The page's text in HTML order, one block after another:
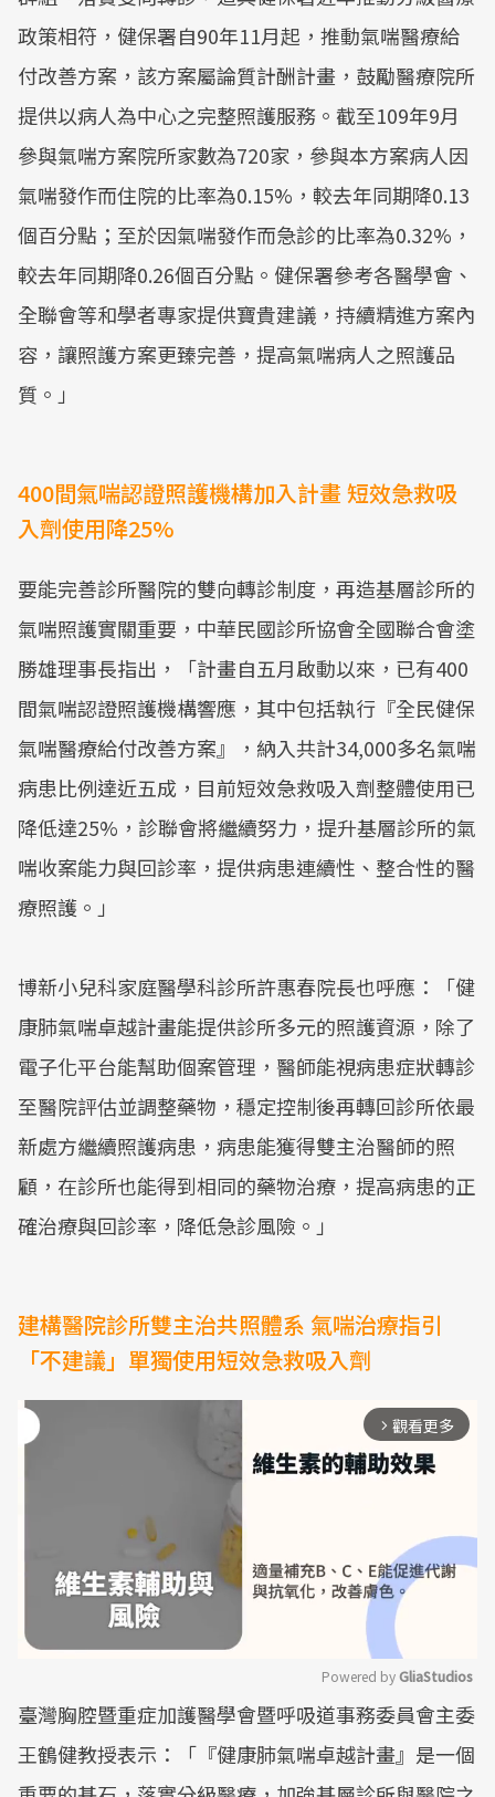
政策相符，健保署自90年11月起，推動氣喘醫療給
付改善方案，該方案屬論質計酬計畫，鼓勵醫療院所
提供以病人為中心之完整照護服務。截至109年9月
參與氣喘方案院所家數為720家，參與本方案病人因
氣喘發作而住院的比率為0.15%，較去年同期降0.13
個百分點；至於因氣喘發作而急診的比率為0.32%，
較去年同期降0.26個百分點。健保署參考各醫學會、
全聯會等和學者專家提供寶貴建議，持續精進方案內
容，讓照護方案更臻完善，提高氣喘病人之照護品
質。」
400間氣喘認證照護機構加入計畫 短效急救吸
入劑使用降25%
要能完善診所醫院的雙向轉診制度，再造基層診所的
氣喘照護實關重要，中華民國診所協會全國聯合會塗
勝雄理事長指出，「計畫自五月啟動以來，已有400
間氣喘認證照護機構響應，其中包括執行『全民健保
氣喘醫療給付改善方案』，納入共計34,000多名氣喘
病患比例達近五成，目前短效急救吸入劑整體使用已
降低達25%，診聯會將繼續努力，提升基層診所的氣
喘收案能力與回診率，提供病患連續性、整合性的醫
療照護。」
博新小兒科家庭醫學科診所許惠春院長也呼應：「健
康肺氣喘卓越計畫能提供診所多元的照護資源，除了
電子化平台能幫助個案管理，醫師能視病患症狀轉診
至醫院評估並調整藥物，穩定控制後再轉回診所依最
新處方繼續照護病患，病患能獲得雙主治醫師的照
顧，在診所也能得到相同的藥物治療，提高病患的正
確治療與回診率，降低急診風險。」
建構醫院診所雙主治共照體系 氣喘治療指引
「不建議」單獨使用短效急救吸入劑
arrow_forward_ios 觀看更多
Mute
Powered by GliaStudios
臺灣胸腔暨重症加護醫學會暨呼吸道事務委員會主委
王鶴健教授表示：「『健康肺氣喘卓越計畫』是一個